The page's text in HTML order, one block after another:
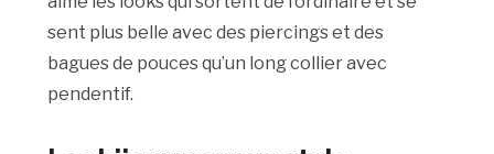
sent plus belle avec des piercings et des
bagues de pouces qu’un long collier avec
pendentif.